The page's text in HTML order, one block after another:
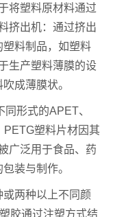
将塑料原材料通过
挤出机：通过挤出
料制品，如塑料
生产塑料薄膜的设
成薄膜状。
形式的APET、
塑料片材因其
广泛用于食品、药
装与制作。
两种以上不同颜
胶通过注塑方式结